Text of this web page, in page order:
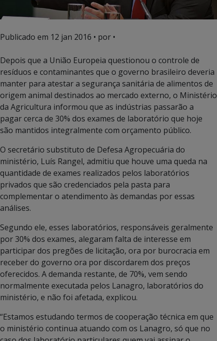
Publicado em 12 jan 2016 • por •
Depois que a União Europeia questionou o controle de
resíduos e contaminantes que o governo brasileiro deveria
manter para atestar a segurança sanitária de alimentos de
origem animal destinados ao mercado externo, o Ministério
da Agricultura informou que as indústrias passarão a
pagar cerca de 30% dos exames de laboratório que hoje
são mantidos integralmente com orçamento público.
O secretário substituto de Defesa Agropecuária do
ministério, Luís Rangel, admitiu que houve uma queda na
quantidade de exames realizados pelos laboratórios
privados que são credenciados pela pasta para
complementar o atendimento às demandas por essas
análises.
Segundo ele, esses laboratórios, responsáveis geralmente
por 30% dos exames, alegaram falta de interesse em
participar dos pregões de licitação, ora por burocracia em
receber do governo ora por discordarem dos preços
oferecidos. A demanda restante, de 70%, vem sendo
normalmente executada pelos Lanagro, laboratórios do
ministério, e não foi afetada, explicou.
“Estamos estudando termos de cooperação técnica em que
o ministério continua atuando com os Lanagro, só que no